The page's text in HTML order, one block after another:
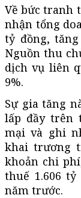
Về bức tranh
nhận tổng
tỷ đồng,
Nguồn thu
dịch vụ liên
9%.
Sự gia tăng
lấp đầy trên
mại và ghi
khai trương
khoản chi
thuế 1.606
năm trước.